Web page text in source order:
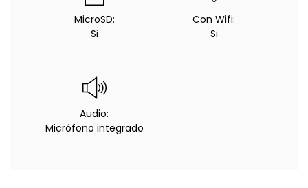
MicroSD:
Si
Con Wifi:
Si
Audio:
Micrófono integrado